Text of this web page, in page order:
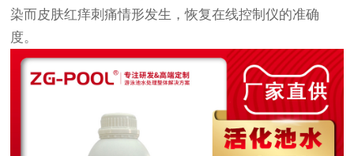
染而皮肤红痒刺痛情形发生，恢复在线控制仪的准确
度。